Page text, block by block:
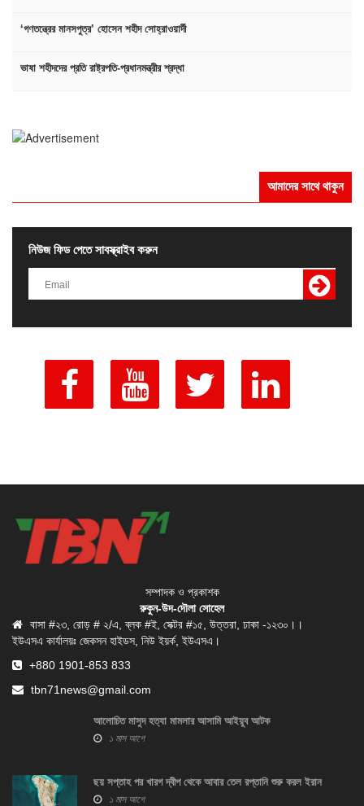
‘গণতন্ত্রের মানসপুত্র’ হোসেন শহীদ সোহ্‌রাওয়ার্দী
ভাষা শহীদদের প্রতি রাষ্ট্রপতি-প্রধানমন্ত্রীর শ্রদ্ধা
আমাদের সাথে থাকুন
নিউজ ফিড পেতে সাবস্ক্রাইব করুন
সম্পাদক ও প্রকাশক
রুকুন-উদ-দৌলা সোহেল
বাসা #২৩, রোড় # ২/এ, ব্লক #ই, সেক্টর #১৫, উত্তরা, ঢাকা -১২৩০।।
ইউএসএ কার্যালয়ঃ জেকসন হাইডস, নিউ ইয়র্ক, ইউএসএ।
+880 1901-853 833
tbn71news@gmail.com
আলোচিত মাসুদ হত্যা মামলার আসামি আইয়ুব আটক
১ মাস আগে
ছয় সপ্তাহ পর খারগ দ্বীপ থেকে আবার তেল রপ্তানি শুরু করল ইরান
১ মাস আগে